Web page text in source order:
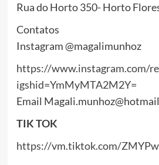
Rua do Horto 350- Horto
Contatos
Instagram @magalimunhoz
https://www.instagram.com/
igshid=YmMyMTA2M2Y=
Email
TIK TOK
https://vm.tiktok.com/